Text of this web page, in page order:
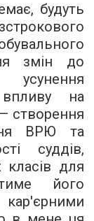
будуть
змін до
усунення
впливу на
створення
ВРЮ та
суддів,
класів для
його